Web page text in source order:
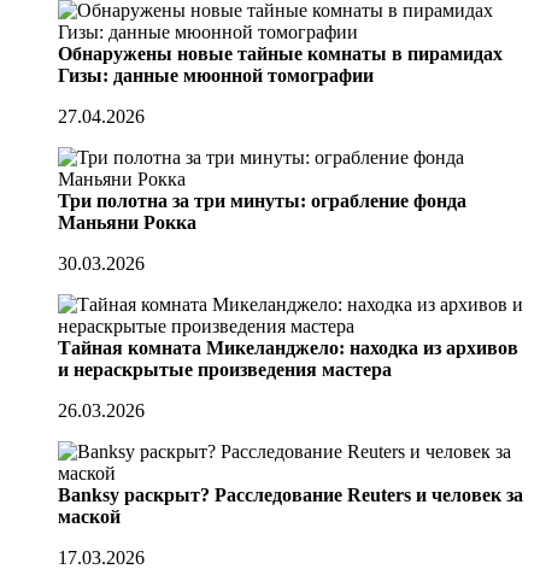
Обнаружены новые тайные комнаты в пирамидах
Гизы: данные мюонной томографии
27.04.2026
Три полотна за три минуты: ограбление фонда
Маньяни Рокка
30.03.2026
Тайная комната Микеланджело: находка из архивов
и нераскрытые произведения мастера
26.03.2026
Banksy раскрыт? Расследование Reuters и человек за
маской
17.03.2026